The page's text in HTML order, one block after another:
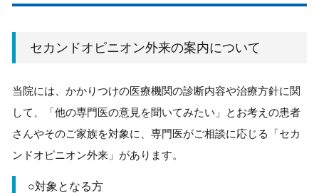
セカンドオピニオン外来の案内について
当院には、かかりつけの医療機関の診断内容や治療方針に関
して、「他の専門医の意見を聞いてみたい」とお考えの患者
さんやそのご家族を対象に、専門医がご相談に応じる「セカ
ンドオピニオン外来」があります。
○対象となる方